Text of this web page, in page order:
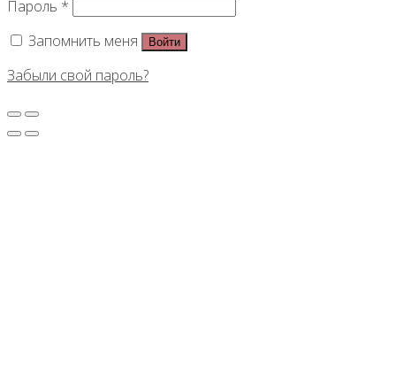
Пароль *
Запомнить меня
Войти
Забыли свой пароль?